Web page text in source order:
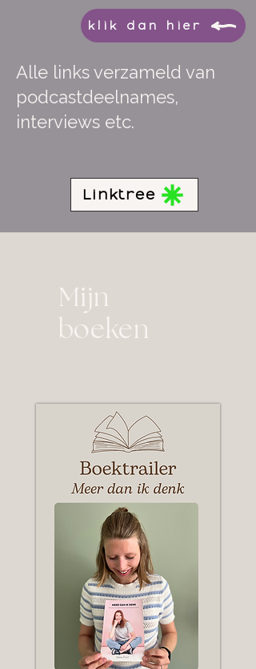
klik dan hier
Alle links verzameld van
podcastdeelnames,
interviews etc.
Linktree
Mijn
boeken